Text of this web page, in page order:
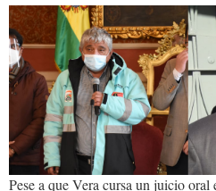
WhatsApp-
Image-
2022-
01-
14-
at-
Pese a que Vera cursa un juicio